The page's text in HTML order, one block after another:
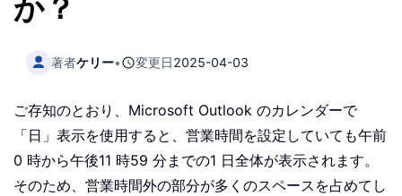
か？
著者ケリー• 変更日2025-04-03
ご存知のとおり、Microsoft Outlook のカレンダーで
「日」表示を使用すると、営業時間を設定していても午前
0 時から午後11 時59 分までの1 日全体が表示されます。
そのため、営業時間外の部分が多くのスペースを占めてし